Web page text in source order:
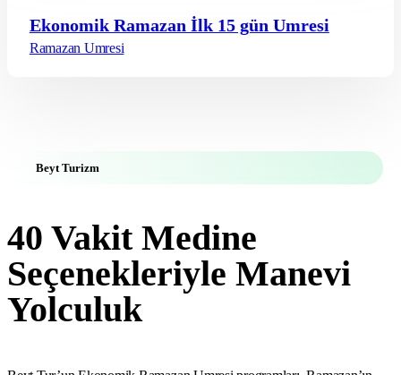
Ekonomik Ramazan İlk 15 gün Umresi
Ramazan Umresi
Beyt Turizm
40 Vakit Medine
Seçenekleriyle Manevi
Yolculuk